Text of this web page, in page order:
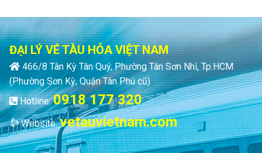
ĐẠI LÝ VÉ TÀU HỎA VIỆT NAM
466/8 Tân Kỳ Tân Quý, Phường Tân Sơn Nhì, Tp.HCM
(Phường Sơn Kỳ, Quận Tân Phú cũ)
Hotline:0918 177 320
Website:vetauvietnam.com